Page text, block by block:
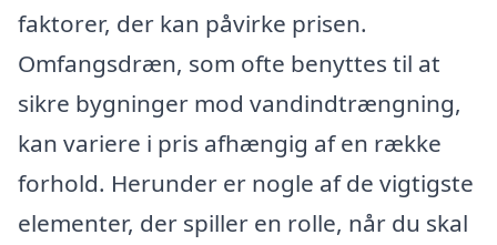
faktorer, der kan påvirke prisen.
Omfangsdræn, som ofte benyttes til at
sikre bygninger mod vandindtrængning,
kan variere i pris afhængig af en række
forhold. Herunder er nogle af de vigtigste
elementer, der spiller en rolle, når du skal